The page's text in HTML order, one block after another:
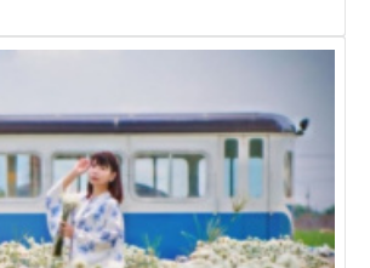
到處找、不怕遺漏，一次完整收錄！